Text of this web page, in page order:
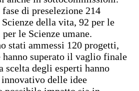
di preselezione 214
della vita, 92 per le
per le Scienze umane.
stati ammessi 120 progetti,
hanno superato il vaglio finale
scelta degli esperti hanno
delle idee